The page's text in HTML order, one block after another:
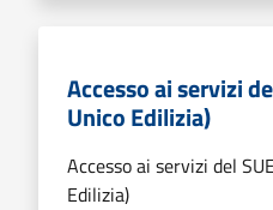
Accesso ai servizi
Unico Edilizia)
Accesso ai servizi del
Edilizia)